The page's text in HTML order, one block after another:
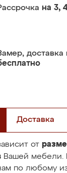
на 3,
Доставка
от
Вашей мебели.
по любому